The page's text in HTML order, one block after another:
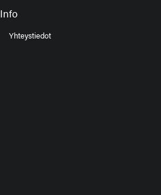
Info
Yhteystiedot